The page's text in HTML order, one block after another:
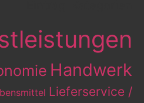
Handwerk
Lieferservice /